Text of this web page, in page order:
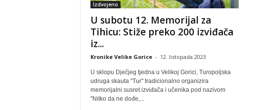
Izdvojeno
U subotu 12. Memorijal za
Tihicu: Stiže preko 200 izviđača
iz...
Kronike Velike Gorice - 12. listopada 2023
U sklopu Dječjeg tjedna u Velikoj Gorici, Turopoljska
udruga skauta "Tur" tradicionalno organizira
memorijalni susret izviđača i učenika pod nazivom
"Nitko da ne dođe,...